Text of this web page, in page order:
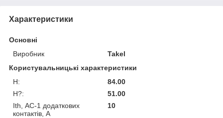
Характеристики
Основні
Виробник
Takel
Користувальницькі характеристики
H:
84.00
H?:
51.00
Ith, АС-1 додаткових
контактів, А
10